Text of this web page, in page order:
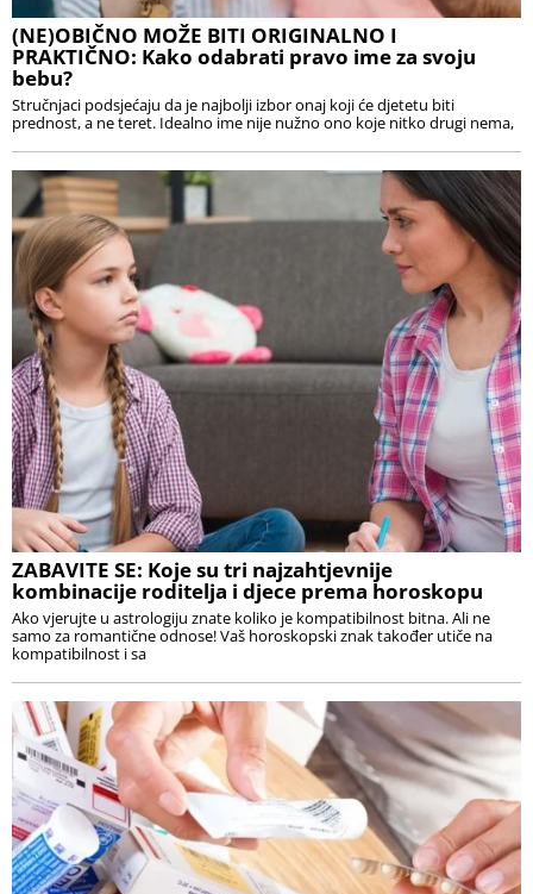
(NE)OBIČNO MOŽE BITI ORIGINALNO I
PRAKTIČNO: Kako odabrati pravo ime za svoju
bebu?
Stručnjaci podsjećaju da je najbolji izbor onaj koji će djetetu biti
prednost, a ne teret. Idealno ime nije nužno ono koje nitko drugi nema,
ZABAVITE SE: Koje su tri najzahtjevnije
kombinacije roditelja i djece prema horoskopu
Ako vjerujte u astrologiju znate koliko je kompatibilnost bitna. Ali ne
samo za romantične odnose! Vaš horoskopski znak također utiče na
kompatibilnost i sa